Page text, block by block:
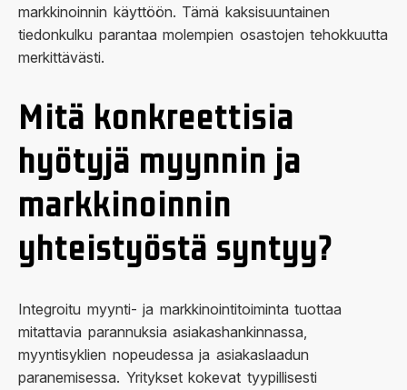
markkinoinnin käyttöön. Tämä kaksisuuntainen
tiedonkulku parantaa molempien osastojen tehokkuutta
merkittävästi.
Mitä konkreettisia
hyötyjä myynnin ja
markkinoinnin
yhteistyöstä syntyy?
Integroitu myynti- ja markkinointitoiminta tuottaa
mitattavia parannuksia asiakashankinnassa,
myyntisyklien nopeudessa ja asiakaslaadun
paranemisessa. Yritykset kokevat tyypillisesti